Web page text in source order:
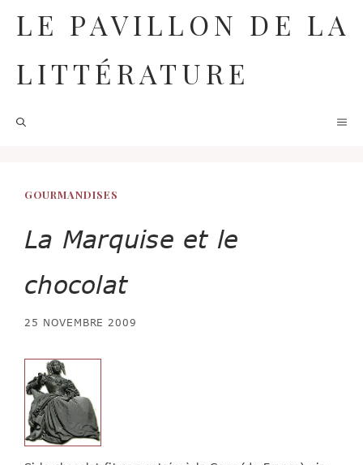
contenu
LE PAVILLON DE LA
LITTÉRATURE
GOURMANDISES
La Marquise et le
chocolat
25 NOVEMBRE 2009